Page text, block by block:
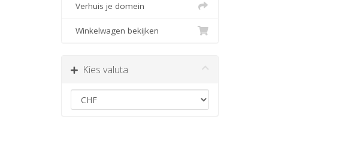
Verhuis je domein
Winkelwagen bekijken
Kies valuta